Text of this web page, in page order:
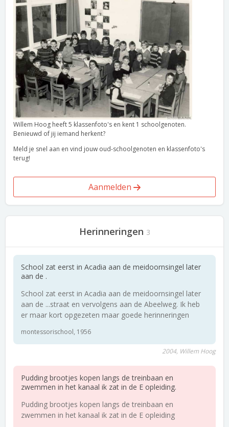
Willem Hoog heeft 5 klassenfoto's en kent 1 schoolgenoten.
Benieuwd of jij iemand herkent?
Meld je snel aan en vind jouw oud-schoolgenoten en klassenfoto's
terug!
Aanmelden
Herinneringen 3
School zat eerst in Acadia aan de meidoornsingel later
aan de .
School zat eerst in Acadia aan de meidoornsingel later
aan de ...straat en vervolgens aan de Abeelweg. Ik heb
er maar kort opgezeten maar goede herinneringen
montessorischool, 1956
2004, Willem Hoog
Pudding brootjes kopen langs de treinbaan en
zwemmen in het kanaal ik zat in de E opleiding.
Pudding brootjes kopen langs de treinbaan en
zwemmen in het kanaal ik zat in de E opleiding